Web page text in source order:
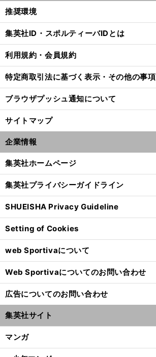
推奨環境
集英社ID・スポルティーバIDとは
利用規約・会員規約
特定商取引法に基づく表示・その他の事項
ブラウザプッシュ通知について
サイトマップ
企業情報
集英社ホームページ
集英社プライバシーガイドライン
SHUEISHA Privacy Guideline
Setting of Cookies
web Sportivaについて
Web Sportivaについてのお問い合わせ
広告についてのお問い合わせ
集英社サイト
マンガ